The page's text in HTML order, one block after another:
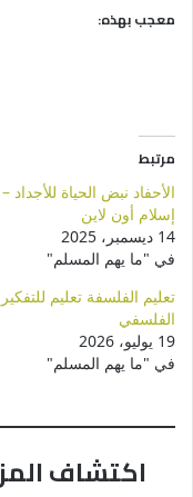
معجب بهذه:
مرتبط
الأحفاد نبض الحياة للأجداد –
إسلام أون لاين
14 ديسمبر، 2025
في "ما يهم المسلم"
تعليم الفلسفة تعليم للتفكير
الفلسفي
19 يوليو، 2026
في "ما يهم المسلم"
اكتشاف